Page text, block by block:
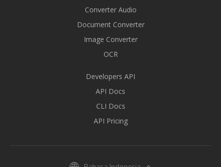
Converter Audio
Document Converter
Image Converter
OCR
Developers API
API Docs
CLI Docs
API Pricing